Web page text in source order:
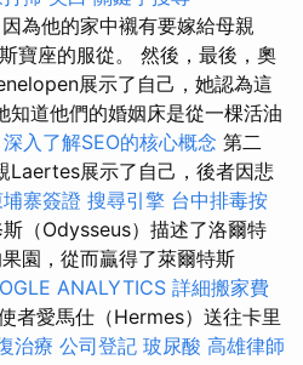
為他的家中襯有要嫁給母親
寶座的服從。 然後，最後，奧
展示了自己，她認為這
知道他們的婚姻床是從一棵活油
深入了解SEO的核心概念 第二
Laertes展示了自己，後者因悲
埔寨簽證 搜尋引擎 台中排毒按
（Odysseus）描述了洛爾特
園，從而贏得了萊爾特斯
ANALYTICS 詳細搬家費
者愛馬仕（Hermes）送往卡里
治療 公司登記 玻尿酸 高雄律師